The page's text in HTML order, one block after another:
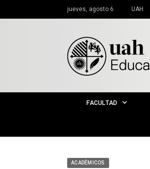
jueves, agosto 6 UAH
FACULTAD
ACADÉMICOS